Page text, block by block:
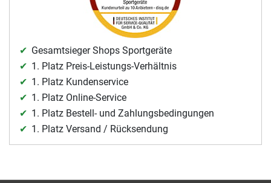
Gesamtsieger Shops Sportgeräte
1. Platz Preis-Leistungs-Verhältnis
1. Platz Kundenservice
1. Platz Online-Service
1. Platz Bestell- und Zahlungsbedingungen
1. Platz Versand / Rücksendung